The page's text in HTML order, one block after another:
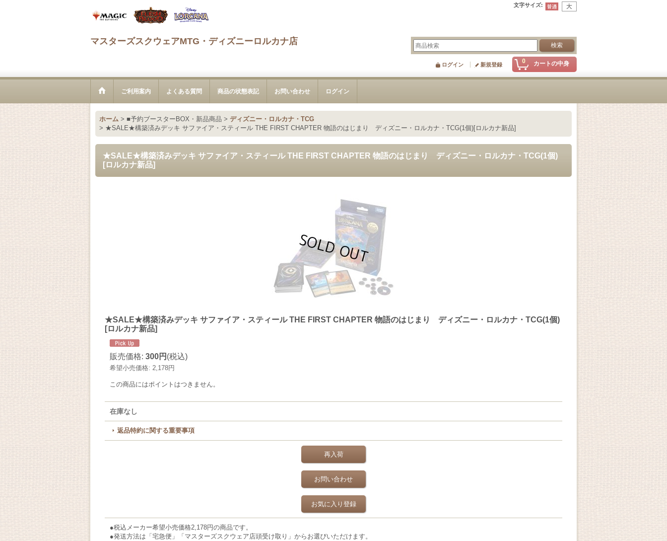
文字サイズ:
マスターズスクウェアMTG・ディズニーロルカナ店
0 カートの中身
ログイン 新規登録
ご利用案内 よくある質問 商品の状態表記 お問い合わせ ログイン
ホーム > ■予約ブースターBOX・新品商品 > ディズニー・ロルカナ・TCG
> ★SALE★構築済みデッキ サファイア・スティール THE FIRST CHAPTER 物語のはじまり ディズニー・ロルカナ・TCG(1個)[ロルカナ新品]
★SALE★構築済みデッキ サファイア・スティール THE FIRST CHAPTER 物語のはじまり ディズニー・ロルカナ・TCG(1個)
[ロルカナ新品]
★SALE★構築済みデッキ サファイア・スティール THE FIRST CHAPTER 物語のはじまり ディズニー・ロルカナ・TCG(1個)
[ロルカナ新品]
販売価格: 300円 (税込)
希望小売価格: 2,178円
この商品にはポイントはつきません。
在庫なし
返品特約に関する重要事項
再入荷
お問い合わせ
お気に入り登録
●税込メーカー希望小売価格2,178円の商品です。
●発送方法は「宅急便」「マスターズスクウェア店頭受け取り」からお選びいただけます。